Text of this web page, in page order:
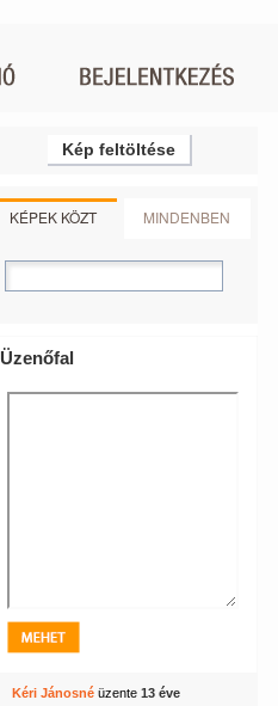
Kép feltöltése
KÉPEK KÖZT MINDENBEN
Üzenőfal
Kéri Jánosnéüzente 13 éve